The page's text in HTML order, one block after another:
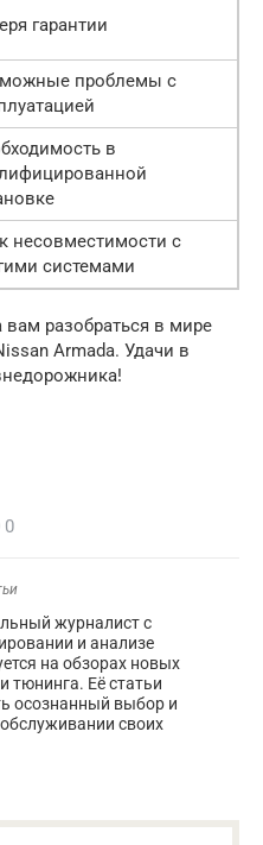
гарантии
проблемы с
в
несовместимости с
системами
вам разобраться в мире
Armada. Удачи в
0
журналист с
и анализе
на обзорах новых
тюнинга. Её статьи
осознанный выбор и
своих